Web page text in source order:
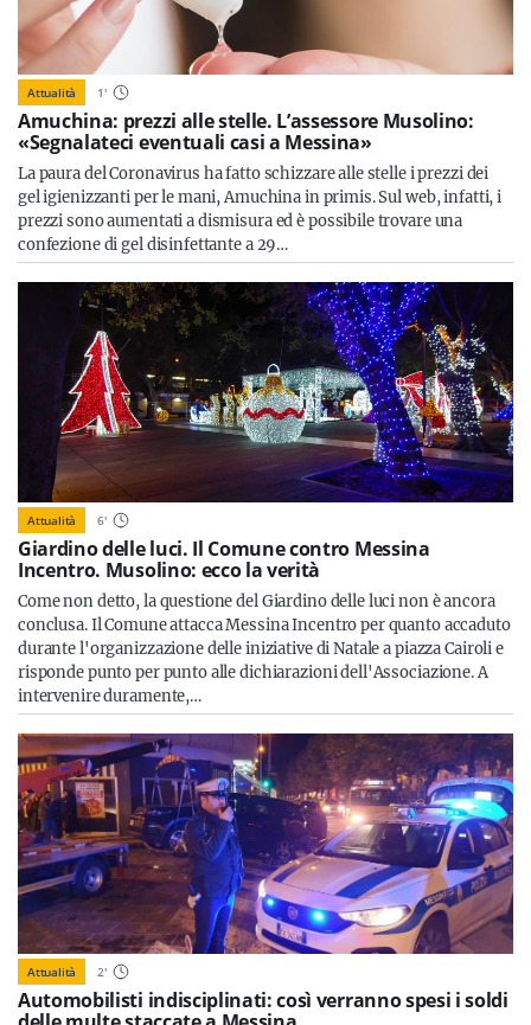
Attualità 1'
Amuchina: prezzi alle stelle. L’assessore Musolino:
«Segnalateci eventuali casi a Messina»
La paura del Coronavirus ha fatto schizzare alle stelle i prezzi dei
gel igienizzanti per le mani, Amuchina in primis. Sul web, infatti, i
prezzi sono aumentati a dismisura ed è possibile trovare una
confezione di gel disinfettante a 29…
Attualità 6'
Giardino delle luci. Il Comune contro Messina
Incentro. Musolino: ecco la verità
Come non detto, la questione del Giardino delle luci non è ancora
conclusa. Il Comune attacca Messina Incentro per quanto accaduto
durante l'organizzazione delle iniziative di Natale a piazza Cairoli e
risponde punto per punto alle dichiarazioni dell'Associazione. A
intervenire duramente,…
Attualità 2'
Automobilisti indisciplinati: così verranno spesi i soldi